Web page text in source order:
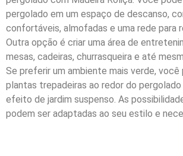
pergolado em um espaço de descanso,
confortáveis, almofadas e uma rede para
Outra opção é criar uma área de
mesas, cadeiras, churrasqueira e até
Se preferir um ambiente mais verde, você
plantas trepadeiras ao redor do pergolado
efeito de jardim suspenso. As
podem ser adaptadas ao seu estilo e